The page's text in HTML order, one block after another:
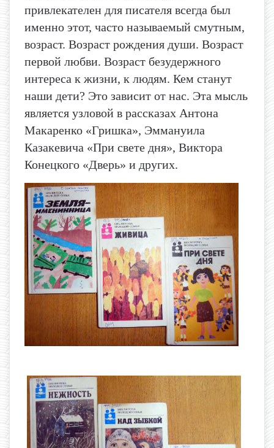
привлекателен для писателя всегда был
именно этот, часто называемый смутным,
возраст. Возраст рождения души. Возраст
первой любви. Возраст безудержного
интереса к жизни, к людям. Кем станут
наши дети? Это зависит от нас. Эта мысль
является узловой в рассказах Антона
Макаренко «Гришка», Эммануила
Казакевича «При свете дня», Виктора
Конецкого «Дверь» и других.